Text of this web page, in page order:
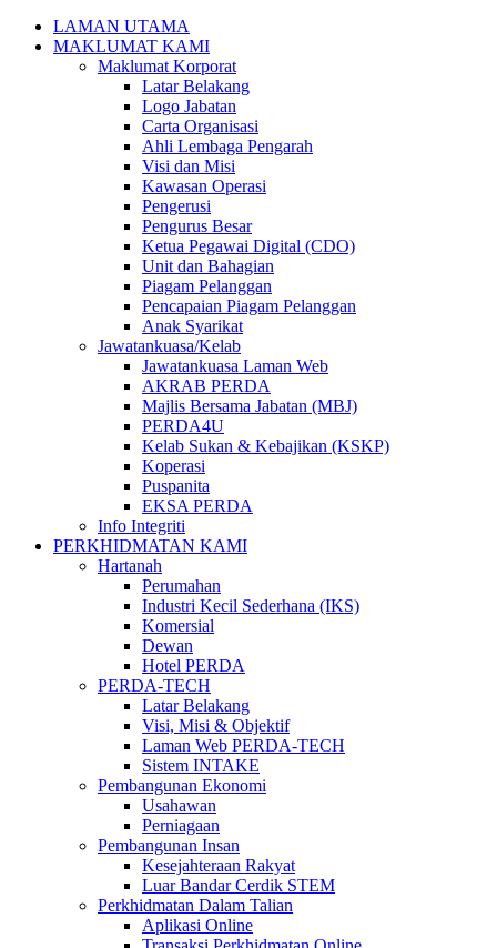
LAMAN UTAMA
MAKLUMAT KAMI
Maklumat Korporat
Latar Belakang
Logo Jabatan
Carta Organisasi
Ahli Lembaga Pengarah
Visi dan Misi
Kawasan Operasi
Pengerusi
Pengurus Besar
Ketua Pegawai Digital (CDO)
Unit dan Bahagian
Piagam Pelanggan
Pencapaian Piagam Pelanggan
Anak Syarikat
Jawatankuasa/Kelab
Jawatankuasa Laman Web
AKRAB PERDA
Majlis Bersama Jabatan (MBJ)
PERDA4U
Kelab Sukan & Kebajikan (KSKP)
Koperasi
Puspanita
EKSA PERDA
Info Integriti
PERKHIDMATAN KAMI
Hartanah
Perumahan
Industri Kecil Sederhana (IKS)
Komersial
Dewan
Hotel PERDA
PERDA-TECH
Latar Belakang
Visi, Misi & Objektif
Laman Web PERDA-TECH
Sistem INTAKE
Pembangunan Ekonomi
Usahawan
Perniagaan
Pembangunan Insan
Kesejahteraan Rakyat
Luar Bandar Cerdik STEM
Perkhidmatan Dalam Talian
Aplikasi Online